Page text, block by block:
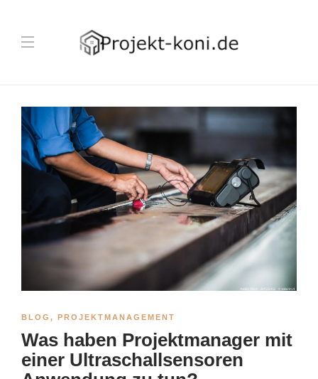
BLOG , PROJEKTMANAGEMENT
Was haben Projektmanager mit
einer Ultraschallsensoren